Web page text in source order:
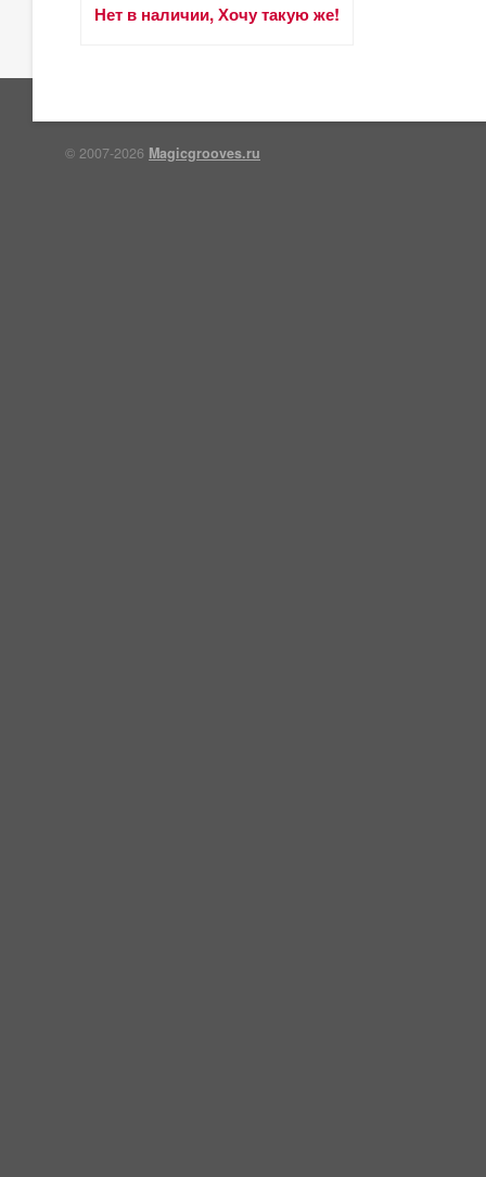
Нет в наличии, Хочу такую же!
© 2007-2026 Magicgrooves.ru